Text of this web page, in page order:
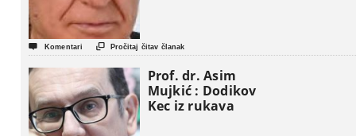
 Komentari  Pročitaj čitav članak
Prof. dr. Asim
Mujkić : Dodikov
Kec iz rukava